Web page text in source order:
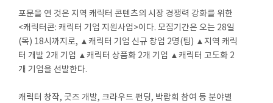
포문을 연 것은 지역 캐릭터 콘텐츠의 시장 경쟁력 강화를 위한
<캐릭터콘: 캐릭터 기업 지원사업>이다. 모집기간은 오는 28일
(목) 18시까지로, ▲캐릭터 기업 신규 창업 2명(팀) ▲지역 캐릭
터 개발 2개 기업 ▲캐릭터 상품화 2개 기업 ▲캐릭터 고도화 2
개 기업을 선발한다.
캐릭터 창작, 굿즈 개발, 크라우드 펀딩, 박람회 참여 등 분야별